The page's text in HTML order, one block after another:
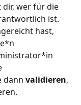
dir, wer für die
ist.
hast,
dann validieren,